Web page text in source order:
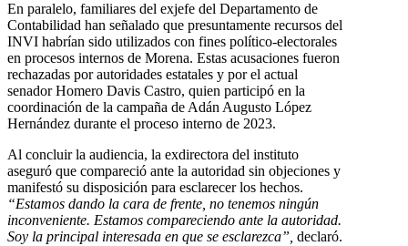
En paralelo, familiares del exjefe del Departamento de
Contabilidad han señalado que presuntamente recursos del
INVI habrían sido utilizados con fines político-electorales
en procesos internos de Morena. Estas acusaciones fueron
rechazadas por autoridades estatales y por el actual
senador Homero Davis Castro, quien participó en la
coordinación de la campaña de Adán Augusto López
Hernández durante el proceso interno de 2023.
Al concluir la audiencia, la exdirectora del instituto
aseguró que compareció ante la autoridad sin objeciones y
manifestó su disposición para esclarecer los hechos.
“Estamos dando la cara de frente, no tenemos ningún
inconveniente. Estamos compareciendo ante la autoridad.
Soy la principal interesada en que se esclarezca”, declaró.